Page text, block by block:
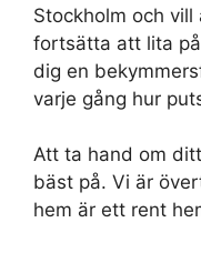
Stockholm och
fortsätta att lita
dig en
varje gång hur
Att ta hand om
bäst på. Vi är
hem är ett rent